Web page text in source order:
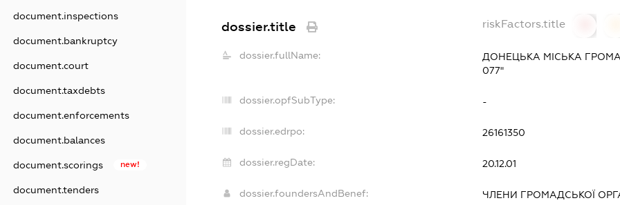
document.inspections
document.bankruptcy
document.court
document.taxdebts
document.enforcements
document.balances
document.scorings new!
document.tenders
dossier.title riskFactors.title
dossier.fullName:
ДОНЕЦЬКА МІСЬКА
077"
dossier.opfSubType: -
dossier.edrpo: 26161350
dossier.regDate: 20.12.01
dossier.foundersAndBenef: ЧЛЕНИ ГРОМАДСЬКОЇ